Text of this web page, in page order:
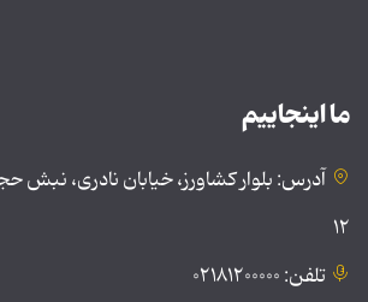
ما اینجاییم
آدرس: بلوار کشاورز، خیابان نادری،
۱۲
تلفن: ۰۲۱۸۱۲۰۰۰۰۰